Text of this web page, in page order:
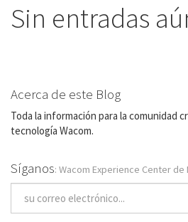
Sin entradas
Acerca de este Blog
Toda la información para la comunidad
tecnología Wacom.
Síganos: Wacom Experience Center